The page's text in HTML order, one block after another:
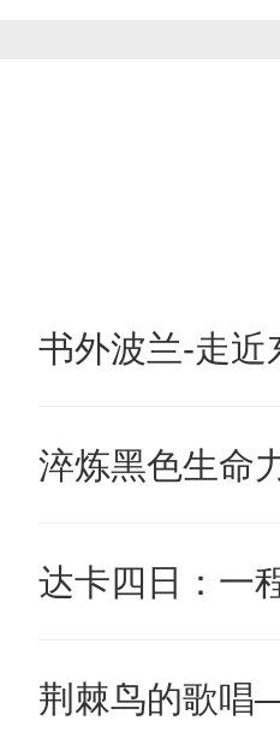
书外波兰-走近
淬炼黑色生命
达卡四日：一
荆棘鸟的歌